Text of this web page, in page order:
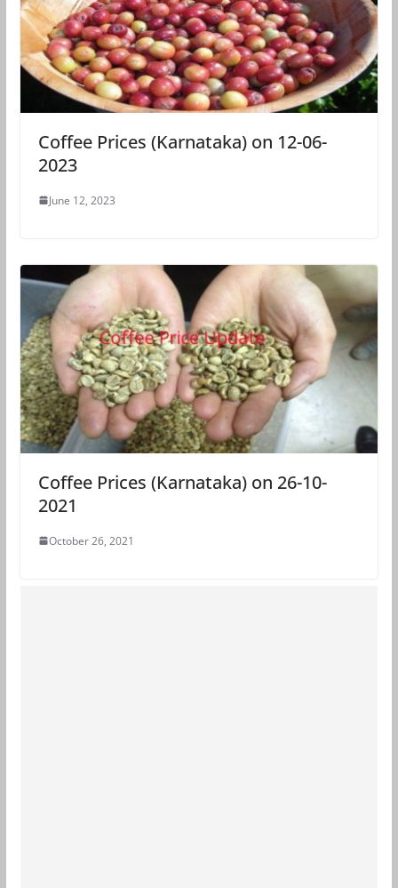
Coffee Prices (Karnataka) on 12-06-
2023
June 12, 2023
Coffee Prices (Karnataka) on 26-10-
2021
October 26, 2021